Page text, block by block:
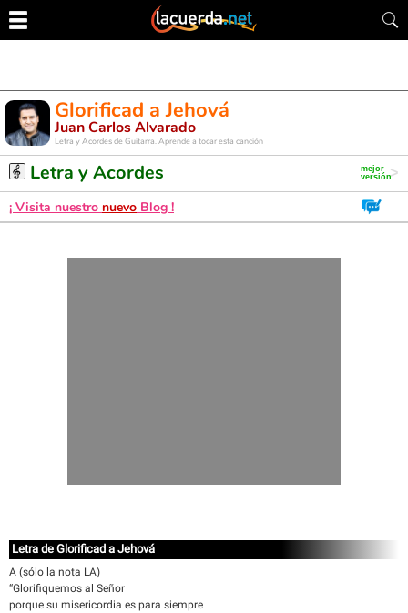
Glorificad a Jehová
Juan Carlos Alvarado
Letra y Acordes de Guitarra. Aprende a tocar esta canción
Letra y Acordes
¡ Visita nuestro nuevo Blog !
Letra de Glorificad a Jehová
A (sólo la nota LA)
“Glorifiquemos al Señor
porque su misericordia es para siempre